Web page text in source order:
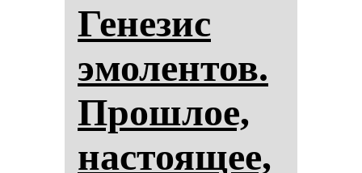
Ге­не­зис
эмо­лен­тов.
Прош­лое,
нас­то­ящее,